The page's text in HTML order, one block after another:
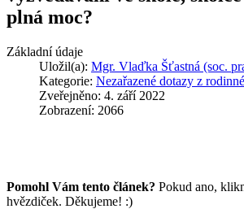
plná moc?
Základní údaje
Uložil(a): Mgr. Vlaďka Šťastná (soc.
Kategorie: Nezařazené dotazy z
Zveřejněno: 4. září 2022
Zobrazení: 2066
Pomohl Vám tento článek? Pokud ano,
hvězdiček. Děkujeme! :)